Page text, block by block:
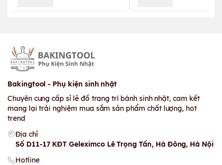
Bakingtool - Phụ kiện sinh nhật
Chuyên cung cấp sỉ lẻ đồ trang trí bánh sinh nhật, cam kết
mang lại trải nghiệm mua sắm sản phẩm chất lượng, hot
trend
Địa chỉ
Số D11-17 KĐT Geleximco Lê Trọng Tấn, Hà Đông, Hà Nội
Hotline